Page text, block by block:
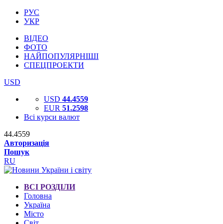
РУС
УКР
ВІДЕО
ФОТО
НАЙПОПУЛЯРНІШІ
СПЕЦПРОЕКТИ
USD
USD 44.4559
EUR 51.2598
Всі курси валют
44.4559
Авторизація
Пошук
RU
ВСІ РОЗДІЛИ
Головна
Україна
Місто